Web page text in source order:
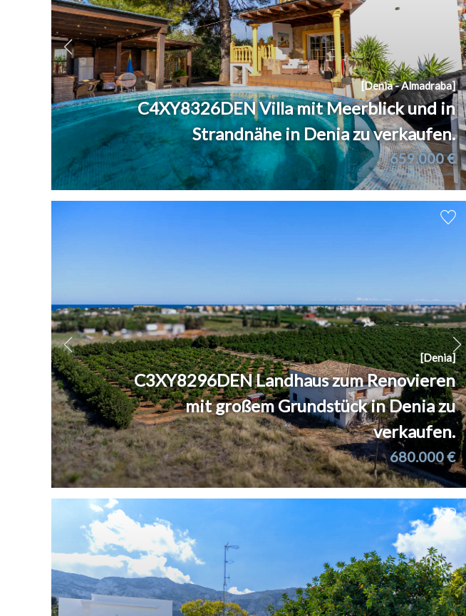
[Denia - Almadraba]
C4XY8326DEN Villa mit Meerblick und in
Strandnähe in Denia zu verkaufen.
659.000 €
126 m2
[Denia]
C3XY8296DEN Landhaus zum Renovieren
mit großem Grundstück in Denia zu
verkaufen.
680.000 €
470 m 2